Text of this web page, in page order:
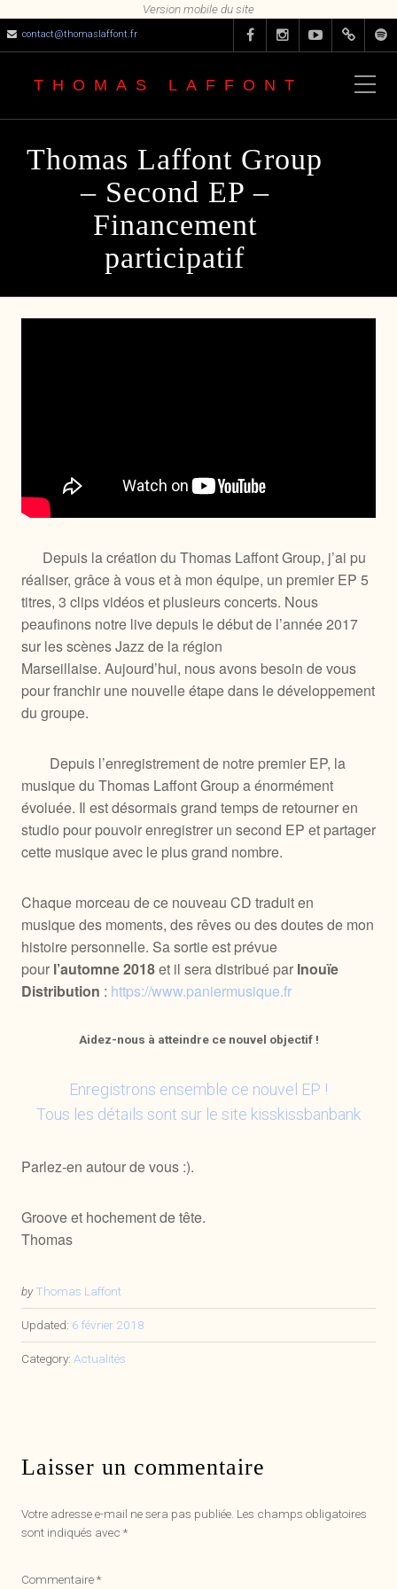
contact@thomaslaffont.fr
THOMAS LAFFONT
Thomas Laffont Group
– Second EP –
Financement
participatif
Depuis la création du Thomas Laffont Group, j’ai pu
réaliser, grâce à vous et à mon équipe, un premier EP 5
titres, 3 clips vidéos et plusieurs concerts. Nous
peaufinons notre live depuis le début de l’année 2017
sur les scènes Jazz de la région
Marseillaise. Aujourd’hui, nous avons besoin de vous
pour franchir une nouvelle étape dans le développement
du groupe.
Depuis l’enregistrement de notre premier EP, la
musique du Thomas Laffont Group a énormément
évoluée. Il est désormais grand temps de retourner en
studio pour pouvoir enregistrer un second EP et partager
cette musique avec le plus grand nombre.
Chaque morceau de ce nouveau CD traduit en
musique des moments, des rêves ou des doutes de mon
histoire personnelle. Sa sortie est prévue
pour l’automne 2018et il sera distribué par Inouïe
Distribution : https://www.paniermusique.fr
Aidez-nous à atteindre ce nouvel objectif !
Enregistrons ensemble ce nouvel EP !
Tous les détails sont sur le site kisskissbanbank
Parlez-en autour de vous :).
Groove et hochement de tête.
Thomas
by Thomas Laffont
Updated: 6 février 2018
Category: Actualités
Laisser un commentaire
Votre adresse e-mail ne sera pas publiée. Les champs obligatoires
sont indiqués avec *
Commentaire*